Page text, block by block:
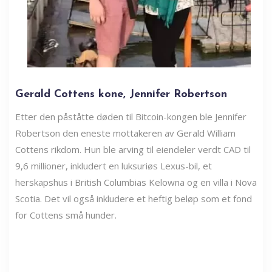
Gerald Cottens kone, Jennifer Robertson
Etter den påståtte døden til Bitcoin-kongen ble Jennifer
Robertson den eneste mottakeren av Gerald William
Cottens rikdom. Hun ble arving til eiendeler verdt CAD til
9,6 millioner, inkludert en luksuriøs Lexus-bil, et
herskapshus i British Columbias Kelowna og en villa i Nova
Scotia. Det vil også inkludere et heftig beløp som et fond
for Cottens små hunder.